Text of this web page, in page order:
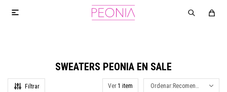

SWEATERS PEONIA EN SALE
Ver Recomendados